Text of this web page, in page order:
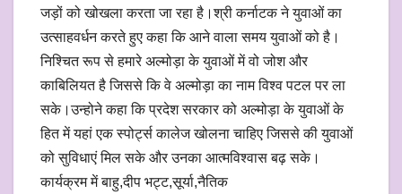
जड़ों को खोखला करता जा रहा है।श्री कर्नाटक ने युवाओं का
उत्साहवर्धन करते हुए कहा कि आने वाला समय युवाओं को है।
निश्चित रूप से हमारे अल्मोड़ा के युवाओं में वो जोश और
काबिलियत है जिससे कि वे अल्मोड़ा का नाम विश्व पटल पर ला
सके।उन्होने कहा कि प्रदेश सरकार को अल्मोड़ा के युवाओं के
हित में यहां एक स्पोर्ट्स कालेज खोलना चाहिए जिससे की युवाओं
को सुविधाएं मिल सके और उनका आत्मविश्वास बढ़ सके।
कार्यक्रम में बाहु,दीप भट्ट,सूर्या,नैतिक